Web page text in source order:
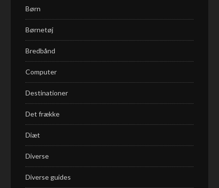
Børn
Børnetøj
Bredbånd
Computer
Destinationer
Det frække
Diæt
Diverse
Diverse guides